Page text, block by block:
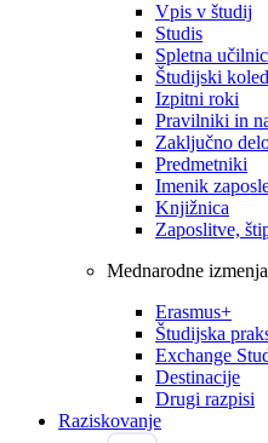
Vpis v študij
Studis
Spletna
Študijski
Izpitni roki
Pravilniki in
Zaključno
Predmetniki
Imenik
Knjižnica
Zaposlitve,
Mednarodne
Erasmus+
Študijska
Exchange
Destinacije
Drugi razpisi
Raziskovanje